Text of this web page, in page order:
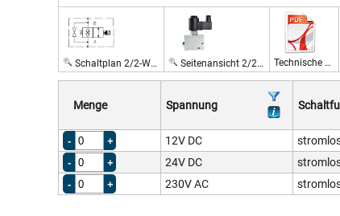
Schaltplan 2/2-Wege-Sitzventil Seitenansicht 2/2-Wege-Sitzventil, Nenngröße 6 (Typ NC) Technische Daten 12 V, 24 V
Menge Spannung
12V DC
24V DC
230V AC